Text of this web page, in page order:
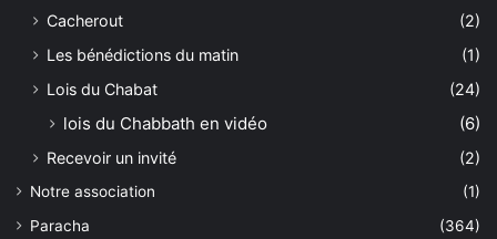
Cacherout
(2)
Les bénédictions du matin
(1)
Lois du Chabat
(24)
lois du Chabbath en vidéo (6)
Recevoir un invité (2)
Notre association
(1)
Paracha
(364)